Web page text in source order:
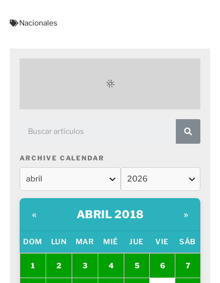
Nacionales
ARCHIVE CALENDAR
« ABRIL 2018 »
DOM LUN MAR MIÉ JUE VIE SÁB
1 2 3 4 5 6 7